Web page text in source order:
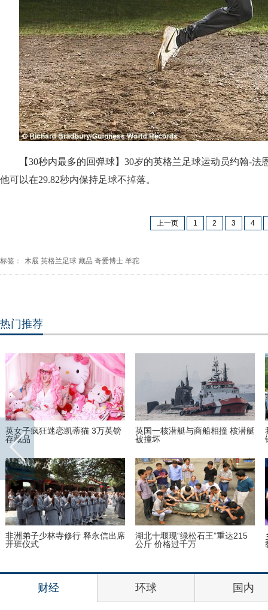
【30秒内最多的回弹球】30岁的英格兰足球运动员约翰-
他可以在29.82秒内保持足球不掉落。
上一页 1 2 3 4
标签： 木屐 英格兰足球 藏品 奇爱博士 羊驼
热门推荐
英女子疯狂迷恋凯蒂猫 3万英镑
存藏品
英国一核潜艇与商船相撞 核潜艇
被撞坏
非洲弟子少林寺修行 释永信出席
开班仪式
湖北十堰现“绿松石王”重达215
公斤 价格过千万
财经 环球 国内